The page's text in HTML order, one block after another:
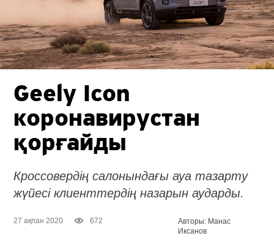
Geely Icon
коронавирустан
қорғайды
Кроссовердің салонындағы ауа тазарту
жүйесі клиенттердің назарын аударды.
27 ақпан 2020 672
Авторы: Манас
Иксанов